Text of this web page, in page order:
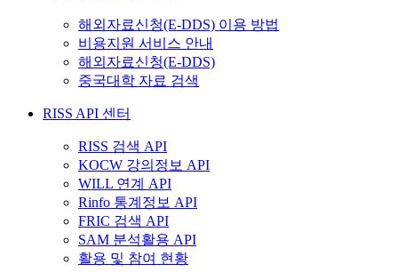
해외자료신청(E-DDS) 이용 방법
비용지원 서비스 안내
해외자료신청(E-DDS)
중국대학 자료 검색
RISS API 센터
RISS 검색 API
KOCW 강의정보 API
WILL 연계 API
Rinfo 통계정보 API
FRIC 검색 API
SAM 분석활용 API
활용 및 참여 현황